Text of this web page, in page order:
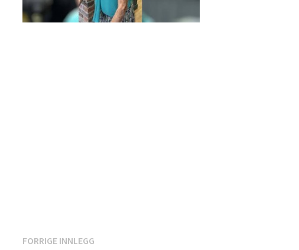
Innleggsnavigasjon
FORRIGE INNLEGG